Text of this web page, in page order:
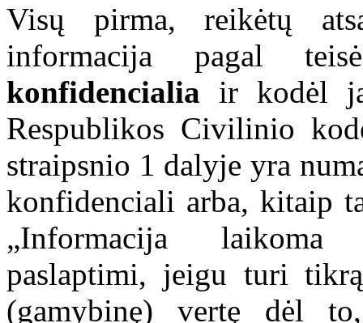
Visų pirma, reikėtų
informacija pagal
konfidencialia ir kodėl
Respublikos Civilinio
straipsnio 1 dalyje yra
konfidenciali arba, kitaip
„Informacija laikoma
paslaptimi, jeigu turi
(gamybinę) vertę dėl